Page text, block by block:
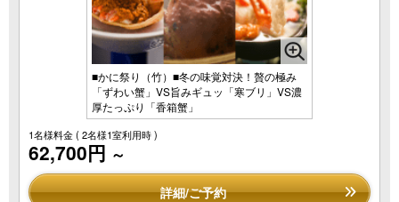
■かに祭り（竹）■冬の味覚対決！贅の極み
「ずわい蟹」VS旨みギュッ「寒ブリ」VS濃
厚たっぷり「香箱蟹」
1名様料金( 2名様1室利用時 )
62,700円 ～
詳細/ご予約